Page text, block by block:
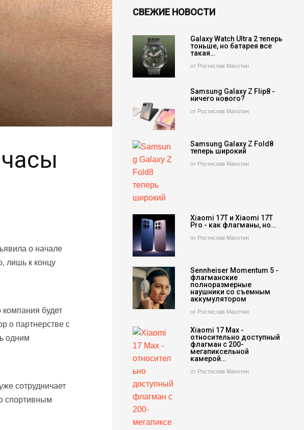
о начале
лишь к концу
компания будет
о партнерстве с
одним
сотрудничает
спортивным
СВЕЖИЕ НОВОСТИ
Galaxy Watch Ultra 2 теперь
тоньше, но батарея все
такая…
от Ростислав Махотин
Samsung Galaxy Z Flip8 -
ничего нового?
от Ростислав Махотин
Samsung Galaxy Z Fold8
теперь широкий
от Ростислав Махотин
Xiaomi 17T и Xiaomi 17T
Pro - как флагманы, но…
от Ростислав Махотин
Sennheiser Momentum 5 -
флагманские
полноразмерные
наушники со съемным
аккумулятором
от Ростислав Махотин
Xiaomi 17 Max -
относительно доступный
флагман с 200-
мегапиксельной
камерой…
от Ростислав Махотин